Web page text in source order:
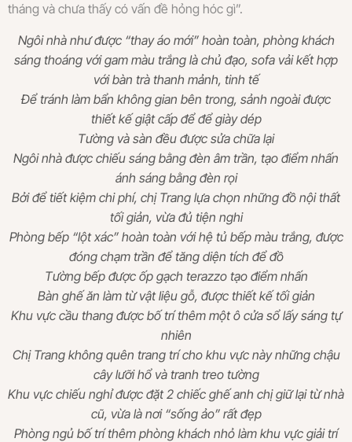
tháng và chưa thấy có vấn đề hỏng hóc gì”.
Ngôi nhà như được “thay áo mới” hoàn toàn, phòng khách
sáng thoáng với gam màu trắng là chủ đạo, sofa vải kết hợp
với bàn trà thanh mảnh, tinh tế
Để tránh làm bẩn không gian bên trong, sảnh ngoài được
thiết kế giật cấp để để giày dép
Tường và sàn đều được sửa chữa lại
Ngôi nhà được chiếu sáng bằng đèn âm trần, tạo điểm nhấn
ánh sáng bằng đèn rọi
Bởi để tiết kiệm chi phí, chị Trang lựa chọn những đồ nội thất
tối giản, vừa đủ tiện nghi
Phòng bếp “lột xác” hoàn toàn với hệ tủ bếp màu trắng, được
đóng chạm trần để tăng diện tích để đồ
Tường bếp được ốp gạch terazzo tạo điểm nhấn
Bàn ghế ăn làm từ vật liệu gỗ, được thiết kế tối giản
Khu vực cầu thang được bố trí thêm một ô cửa sổ lấy sáng tự
nhiên
Chị Trang không quên trang trí cho khu vực này những chậu
cây lưỡi hổ và tranh treo tường
Khu vực chiếu nghỉ được đặt 2 chiếc ghế anh chị giữ lại từ nhà
cũ, vừa là nơi “sống ảo” rất đẹp
Phòng ngủ bố trí thêm phòng khách nhỏ làm khu vực giải trí